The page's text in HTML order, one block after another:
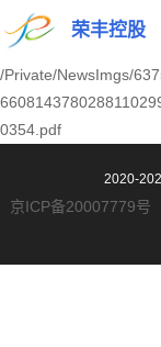
荣丰控股
/Private/NewsImgs/
0354.pdf
2020-
京ICP备20007779号